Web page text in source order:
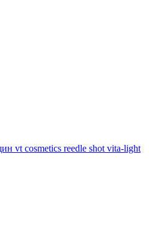
vt cosmetics reedle shot vita-light